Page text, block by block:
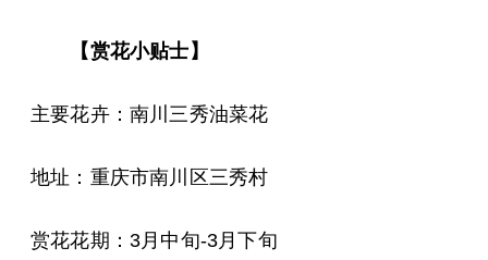
【赏花小贴士】
主要花卉：南川三秀油菜花
地址：重庆市南川区三秀村
赏花花期：3月中旬-3月下旬